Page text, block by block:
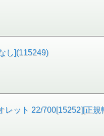
し](115249)
レット 22/700[15252][正